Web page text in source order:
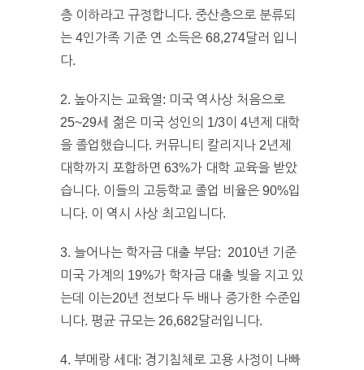
층 이하라고 규정합니다. 중산층으로 분류되
는 4인가족 기준 연 소득은 68,274달러 입니
다.
2. 높아지는 교육열: 미국 역사상 처음으로
25~29세 젊은 미국 성인의 1/3이 4년제 대학
을 졸업했습니다. 커뮤니티 칼리지나 2년제
대학까지 포함하면 63%가 대학 교육을 받았
습니다. 이들의 고등학교 졸업 비율은 90%입
니다. 이 역시 사상 최고입니다.
3. 늘어나는 학자금 대출 부담: 2010년 기준
미국 가계의 19%가 학자금 대출 빚을 지고 있
는데 이는20년 전보다 두 배나 증가한 수준입
니다. 평균 규모는 26,682달러입니다.
4. 부메랑 세대: 경기침체로 고용 사정이 나빠